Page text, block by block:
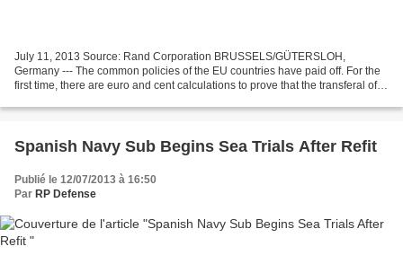
July 11, 2013 Source: Rand Corporation BRUSSELS/GÜTERSLOH,
Germany --- The common policies of the EU countries have paid off. For the
first time, there are euro and cent calculations to prove that the transferal of
Spanish Navy Sub Begins Sea Trials After Refit
Publié le 12/07/2013 à 16:50
Par RP Defense